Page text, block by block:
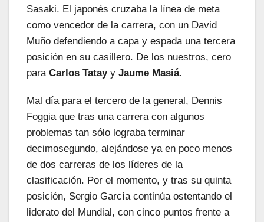
Sasaki. El japonés cruzaba la línea de meta
como vencedor de la carrera, con un David
Muño defendiendo a capa y espada una tercera
posición en su casillero. De los nuestros, cero
para Carlos Tatayy Jaume Masiá.
Mal día para el tercero de la general, Dennis
Foggia que tras una carrera con algunos
problemas tan sólo lograba terminar
decimosegundo, alejándose ya en poco menos
de dos carreras de los líderes de la
clasificación. Por el momento, y tras su quinta
posición, Sergio García continúa ostentando el
liderato del Mundial, con cinco puntos frente a